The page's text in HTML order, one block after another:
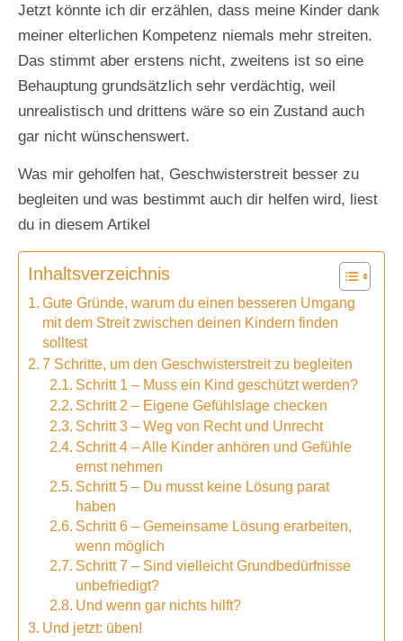
Jetzt könnte ich dir erzählen, dass meine Kinder dank
meiner elterlichen Kompetenz niemals mehr streiten.
Das stimmt aber erstens nicht, zweitens ist so eine
Behauptung grundsätzlich sehr verdächtig, weil
unrealistisch und drittens wäre so ein Zustand auch
gar nicht wünschenswert.
Was mir geholfen hat, Geschwisterstreit besser zu
begleiten und was bestimmt auch dir helfen wird, liest
du in diesem Artikel
Inhaltsverzeichnis
Gute Gründe, warum du einen besseren Umgang
mit dem Streit zwischen deinen Kindern finden
solltest
7 Schritte, um den Geschwisterstreit zu begleiten
Schritt 1 – Muss ein Kind geschützt werden?
Schritt 2 – Eigene Gefühlslage checken
Schritt 3 – Weg von Recht und Unrecht
Schritt 4 – Alle Kinder anhören und Gefühle
ernst nehmen
Schritt 5 – Du musst keine Lösung parat
haben
Schritt 6 – Gemeinsame Lösung erarbeiten,
wenn möglich
Schritt 7 – Sind vielleicht Grundbedürfnisse
unbefriedigt?
Und wenn gar nichts hilft?
Und jetzt: üben!